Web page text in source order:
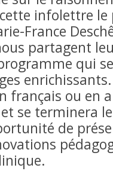
infolettre
France
partagent
qui
français ou en
se terminera
de